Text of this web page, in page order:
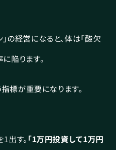
の経営になると、体は「酸欠
陥ります。
指標が重要になります。
出す。 「1万円投資して1万円